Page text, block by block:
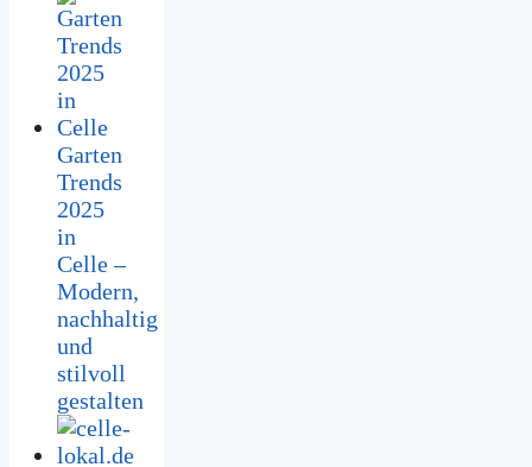
Garten
Trends
2025
in
Celle –
Modern,
nachhaltig
und
stilvoll
gestalten